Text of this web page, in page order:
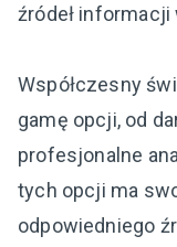
źródeł informacji
Współczesny
gamę opcji, od
profesjonalne
tych opcji ma
odpowiedniego